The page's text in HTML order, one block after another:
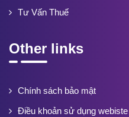
Tư Vấn Thuế
Other links
Chính sách bảo mật
Điều khoản sử dụng webiste